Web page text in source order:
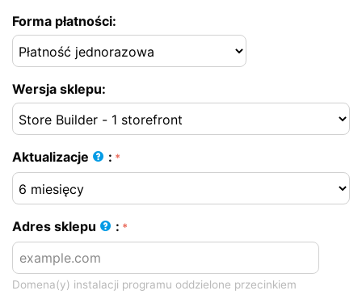
Forma płatności:
Wersja sklepu:
Aktualizacje :
Adres sklepu :
Domena(y) instalacji programu oddzielone przecinkiem